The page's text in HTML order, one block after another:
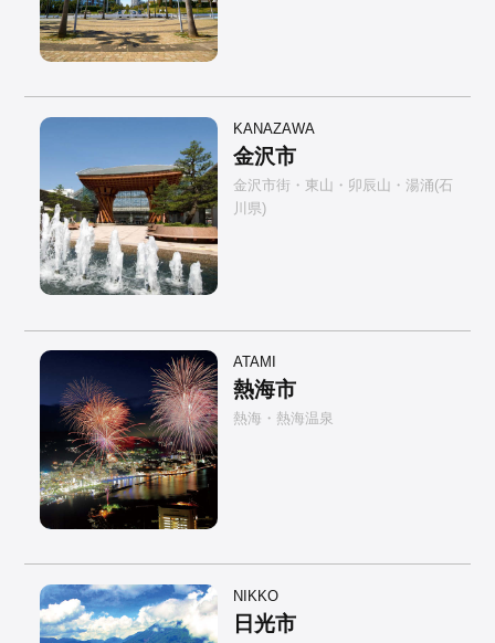
KANAZAWA
金沢市
金沢市街・東山・卯辰山・湯涌(石
川県)
ATAMI
熱海市
熱海・熱海温泉
NIKKO
日光市